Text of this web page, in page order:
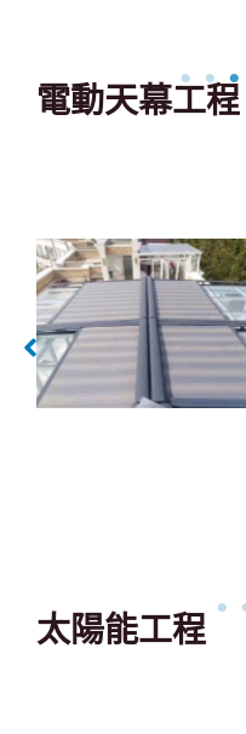
電動天幕工程
太陽能工程